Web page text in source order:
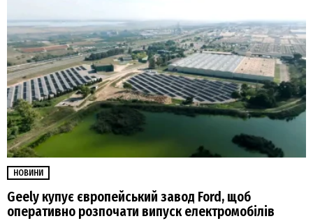
НОВИНИ
Geely купує європейський завод Ford, щоб
оперативно розпочати випуск електромобілів